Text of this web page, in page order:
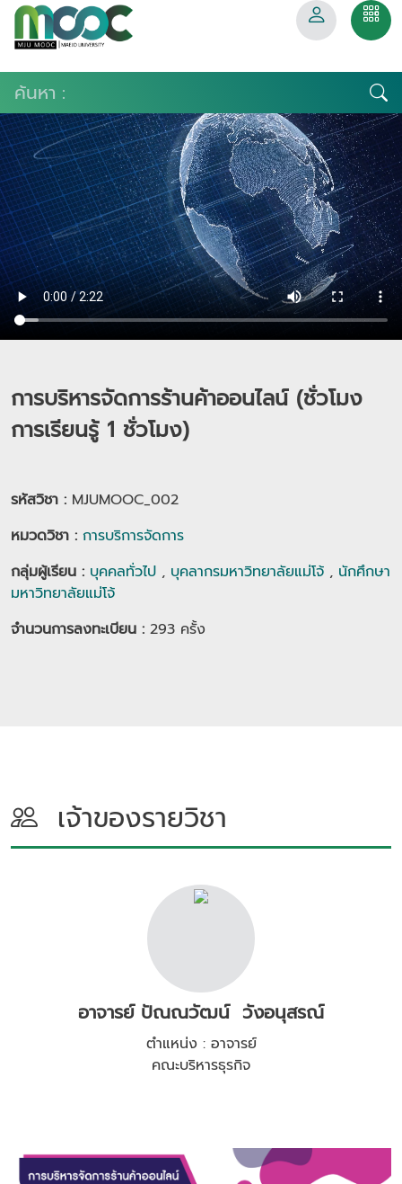
การบริหารจัดการร้านค้าออนไลน์ (ชั่วโมง
การเรียนรู้ 1 ชั่วโมง)
รหัสวิชา : MJUMOOC_002
หมวดวิชา : การบริการจัดการ
กลุ่มผู้เรียน : บุคคลทั่วไป , บุคลากรมหาวิทยาลัยแม่โจ้ , นักศึกษา
มหาวิทยาลัยแม่โจ้
จำนวนการลงทะเบียน : 293 ครั้ง
เจ้าของรายวิชา
อาจารย์ ปัณณวัฒน์ วังอนุสรณ์
ตำแหน่ง : อาจารย์
คณะบริหารธุรกิจ